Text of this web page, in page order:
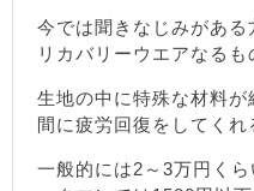
今では聞きなじみがある
リカバリーウエアなるも
生地の中に特殊な材料
間に疲労回復をしてくれ
一般的には2～3万円く